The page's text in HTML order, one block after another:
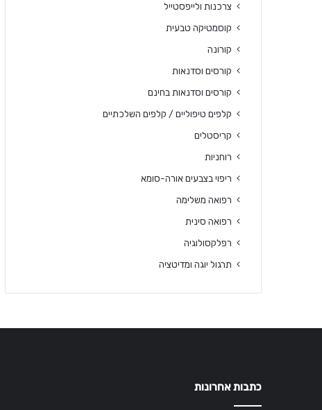
צרכנות ולייפסטייל
קוסמטיקה טבעית
קורונה
קורסים וסדנאות
קורסים וסדנאות בחינם
קלפים טיפוליים / קלפים השלכתיים
קריסטלים
רוחניות
ריפוי בצבעים אורה-סומא
רפואה משלימה
רפואה סינית
רפלקסולוגיה
תרגול יוגה ומדיטציה
כתבות אחרונות